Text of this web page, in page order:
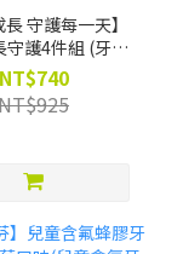
長 守護每一天】
守護4件組 (牙膏
噴劑 +漱口水
-限時88折(買就
EVA益智數字
NT$740